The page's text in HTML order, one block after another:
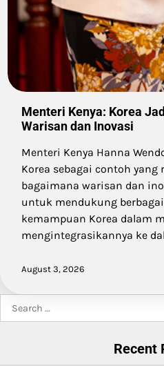
Menteri Kenya: Korea
Warisan dan Inovasi
Menteri Kenya Hanna
Korea sebagai contoh yang
bagaimana warisan dan
untuk mendukung
kemampuan Korea dalam
mengintegrasikannya ke
August 3, 2026
for:
Recent